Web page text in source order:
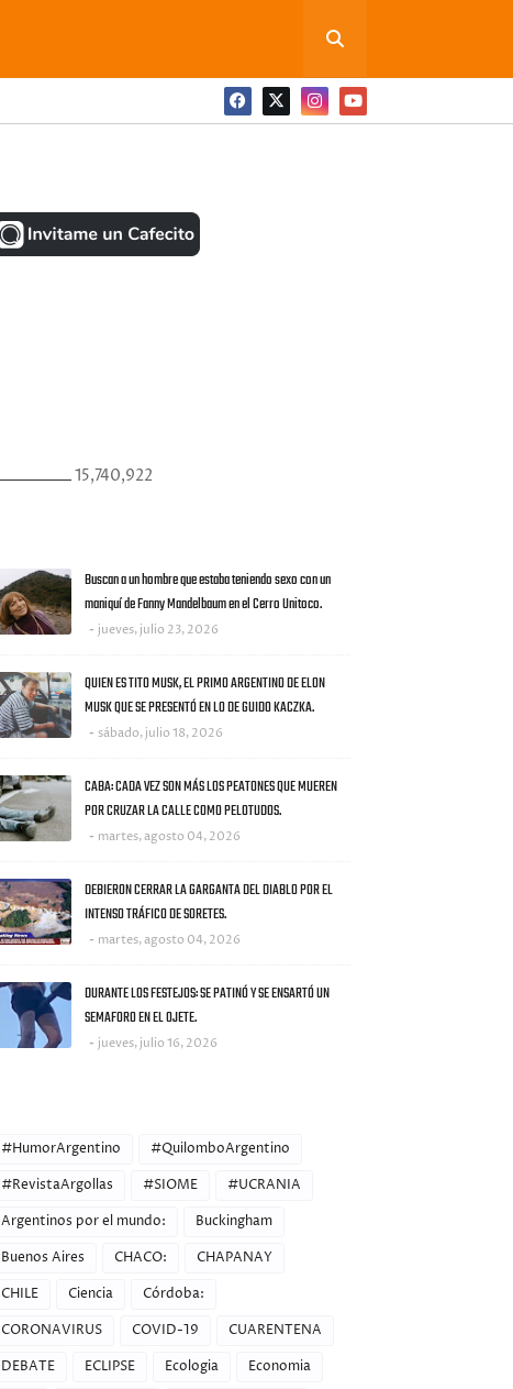
15,740,922
Buscan a un hombre que estaba teniendo sexo con un
maniquí de Fanny Mandelbaum en el Cerro Unitoco.
jueves, julio 23, 2026
QUIEN ES TITO MUSK, EL PRIMO ARGENTINO DE ELON
MUSK QUE SE PRESENTÓ EN LO DE GUIDO KACZKA.
sábado, julio 18, 2026
CABA: CADA VEZ SON MÁS LOS PEATONES QUE MUEREN
POR CRUZAR LA CALLE COMO PELOTUDOS.
martes, agosto 04, 2026
DEBIERON CERRAR LA GARGANTA DEL DIABLO POR EL
INTENSO TRÁFICO DE SORETES.
martes, agosto 04, 2026
DURANTE LOS FESTEJOS: SE PATINÓ Y SE ENSARTÓ UN
SEMAFORO EN EL OJETE.
jueves, julio 16, 2026
#HumorArgentino
#QuilomboArgentino
#RevistaArgollas
#SIOME
#UCRANIA
Argentinos por el mundo:
Buckingham
Buenos Aires
CHACO:
CHAPANAY
CHILE
Ciencia
Córdoba:
CORONAVIRUS
COVID-19
CUARENTENA
DEBATE
ECLIPSE Ecologia
Economia